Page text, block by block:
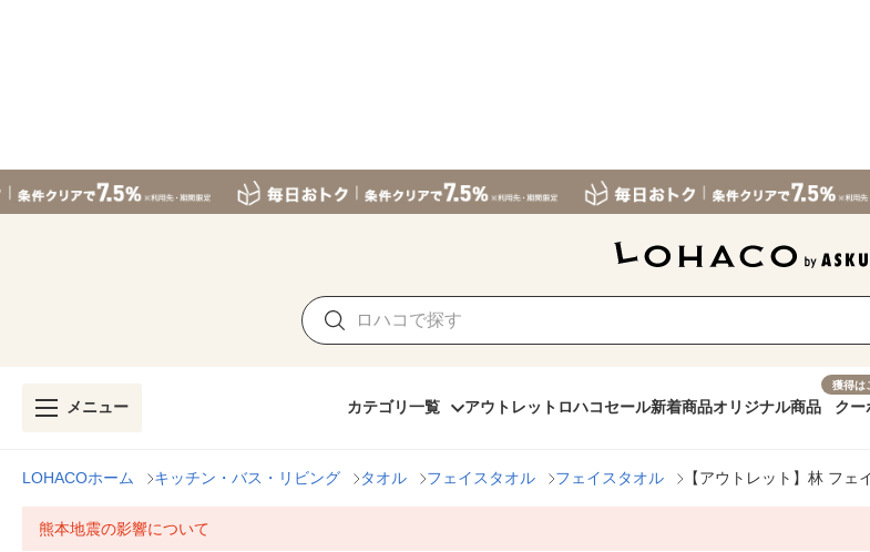
メニュー カテゴリ一覧 アウトレット ロハコセール新着商品オリジナル商品
獲得は
クー
LOHACOホーム キッチン・バス・リビング タオル フェイスタオル フェイスタオル 【アウトレット】林 フ
熊本地震の影響について